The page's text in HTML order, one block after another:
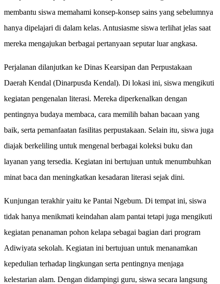
membantu siswa memahami konsep-konsep sains yang sebelumnya
hanya dipelajari di dalam kelas. Antusiasme siswa terlihat jelas saat
mereka mengajukan berbagai pertanyaan seputar luar angkasa.
Perjalanan dilanjutkan ke Dinas Kearsipan dan Perpustakaan
Daerah Kendal (Dinarpusda Kendal). Di lokasi ini, siswa mengikuti
kegiatan pengenalan literasi. Mereka diperkenalkan dengan
pentingnya budaya membaca, cara memilih bahan bacaan yang
baik, serta pemanfaatan fasilitas perpustakaan. Selain itu, siswa juga
diajak berkeliling untuk mengenal berbagai koleksi buku dan
layanan yang tersedia. Kegiatan ini bertujuan untuk menumbuhkan
minat baca dan meningkatkan kesadaran literasi sejak dini.
Kunjungan terakhir yaitu ke Pantai Ngebum. Di tempat ini, siswa
tidak hanya menikmati keindahan alam pantai tetapi juga mengikuti
kegiatan penanaman pohon kelapa sebagai bagian dari program
Adiwiyata sekolah. Kegiatan ini bertujuan untuk menanamkan
kepedulian terhadap lingkungan serta pentingnya menjaga
kelestarian alam. Dengan didampingi guru, siswa secara langsung